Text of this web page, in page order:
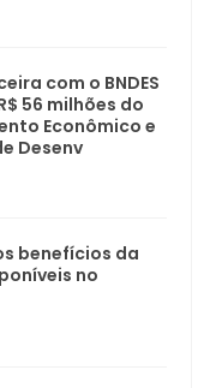
com o BNDES
56 milhões do
Econômico e
Desenv
benefícios da
no